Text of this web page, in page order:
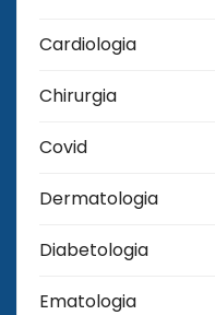
Cardiologia
Chirurgia
Covid
Dermatologia
Diabetologia
Ematologia